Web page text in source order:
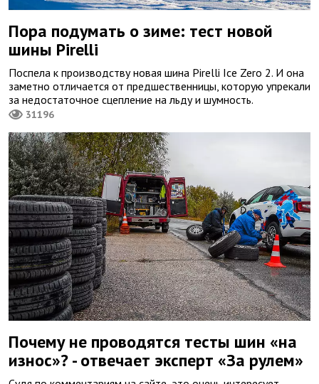
Пора подумать о зиме: тест новой
шины Pirelli
Поспела к производству новая шина Pirelli Ice Zero 2. И она
заметно отличается от предшественницы, которую упрекали
за недостаточное сцепление на льду и шумность.
31196
Почему не проводятся тесты шин «на
износ»? - отвечает эксперт «За рулем»